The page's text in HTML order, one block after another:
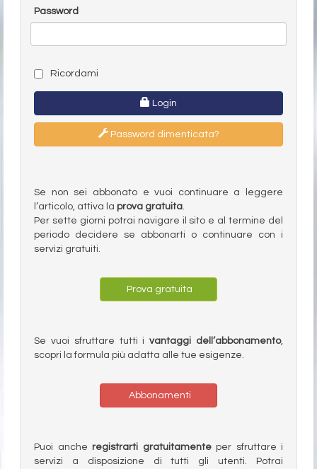
Password
Ricordami
Login
Password dimenticata?
Se non sei abbonato e vuoi continuare a leggere
l’articolo, attiva la prova gratuita.
Per sette giorni potrai navigare il sito e al termine del
periodo decidere se abbonarti o continuare con i
servizi gratuiti.
Prova gratuita
Se vuoi sfruttare tutti ivantaggi dell’abbonamento,
scopri la formula più adatta alle tue esigenze.
Abbonamenti
Puoi anche registrarti gratuitamenteper sfruttare i
servizi a disposizione di tutti gli utenti. Potrai